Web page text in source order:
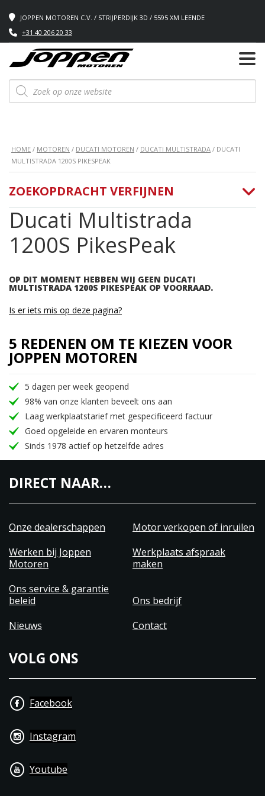
JOPPEN MOTOREN C.V. / STRIJPERDIJK 3D / 5595 XM LEENDE
+31 40 206 20 33
Producten
zoeken
HOME / MOTOREN / DUCATI MOTOREN / DUCATI MULTISTRADA / DUCATI
MULTISTRADA 1200S PIKESPEAK
Ducati Multistrada
1200S PikesPeak
OP DIT MOMENT HEBBEN WIJ GEEN DUCATI
MULTISTRADA 1200S PIKESPEAK OP VOORRAAD.
ZOEKOPDRACHT VERFIJNEN
Is er iets mis op deze pagina?
5 REDENEN OM TE KIEZEN VOOR
JOPPEN MOTOREN
5 dagen per week geopend
98% van onze klanten beveelt ons aan
Laag werkplaatstarief met gespecificeerd factuur
Goed opgeleide en ervaren monteurs
Sinds 1978 actief op hetzelfde adres
DIRECT NAAR…
Onze dealerschappen
Motor verkopen of inruilen
Werken bij Joppen
Motoren
Werkplaats afspraak
maken
Ons service & garantie
beleid
Ons bedrijf
Nieuws
Contact
VOLG ONS
Facebook
Instagram
Youtube